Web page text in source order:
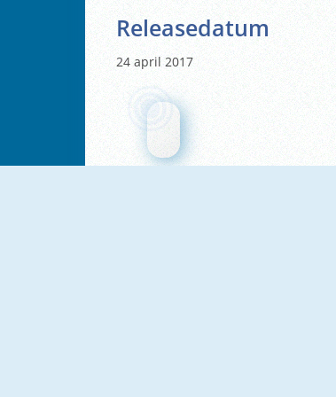
Releasedatum
24 april 2017